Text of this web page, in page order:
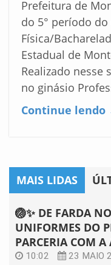
Prefeitura de
do 5° período
Física/
Estadual de
Realizado nesse
no ginásio
Continue lendo
MAIS LIDAS
🏐✨ DE FARDA
UNIFORMES DO
PARCERIA COM A
10:02 23 MAIO